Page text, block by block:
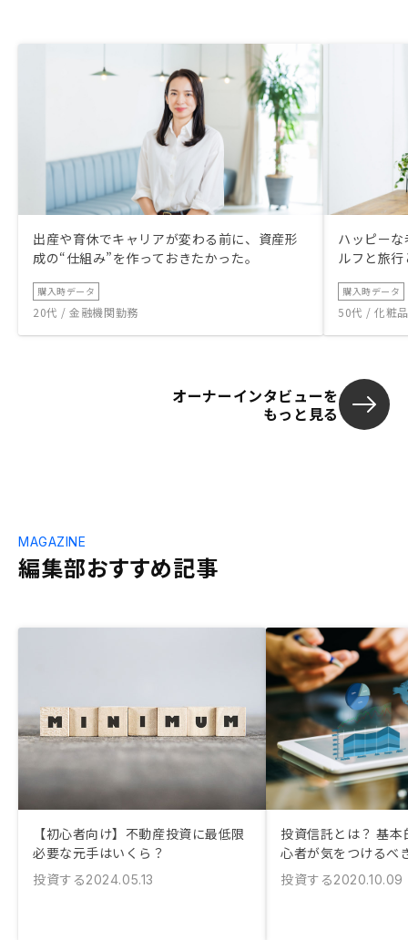
るのはローン
になりますが
の一環として
す。物件の周
詳しくお話し
ていただける
の％を家賃収
くれるとあり
出産や育休でキャリアが変わる前に、資産形
成の“仕組み”を作っておきたかった。
購入時データ
20代 / 金融機関勤務
ハッピー
ルフと旅
購入時データ
50代 / 化粧
オーナーインタビューを
もっと見る
編集部おすすめ記事
MAGAZINE
【初心者向け】不動産投資に最低限
必要な元手はいくら？
投資する2024.05.13
投資信託とは？ 基
心者が気をつけるべ
投資する2020.10.09